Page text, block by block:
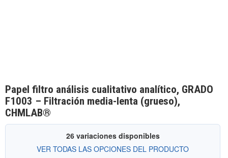
Papel filtro análisis cualitativo analítico, GRADO
F1003 – Filtración media-lenta (grueso),
CHMLAB®
26 variaciones disponibles
VER TODAS LAS OPCIONES DEL PRODUCTO